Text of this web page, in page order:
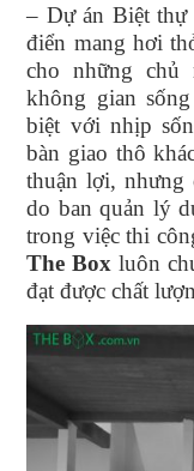
– Dự án Biệt thự
điển mang hơi
cho những chủ
không gian
biệt với nhịp
bàn giao thô
thuận lợi, nhưng
do ban quản lý
trong việc thi
The Box luôn
đạt được chất